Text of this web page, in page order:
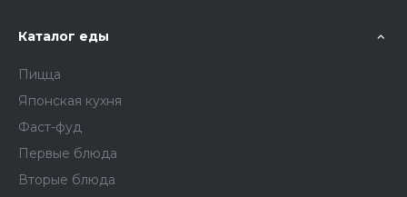
Каталог еды
Пицца
Японская кухня
Фаст-фуд
Первые блюда
Вторые блюда